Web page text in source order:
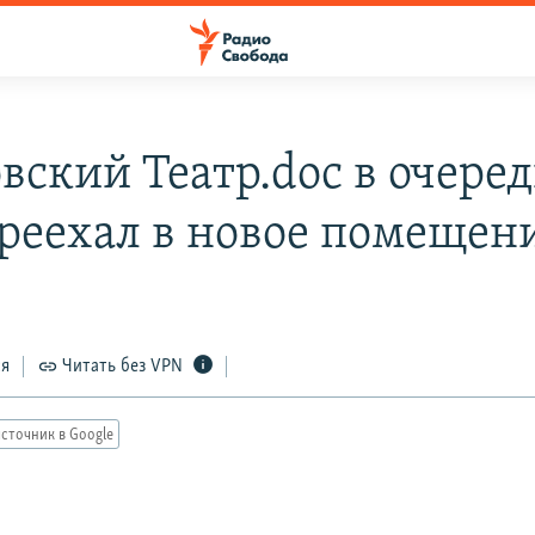
Театр.doc в
в новое
Читать без VPN
в Google